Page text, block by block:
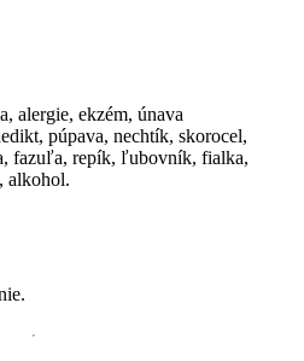
alergie, ekzém, únava
púpava, nechtík, skorocel,
fazuľa, repík, ľubovník, fialka,
alkohol.